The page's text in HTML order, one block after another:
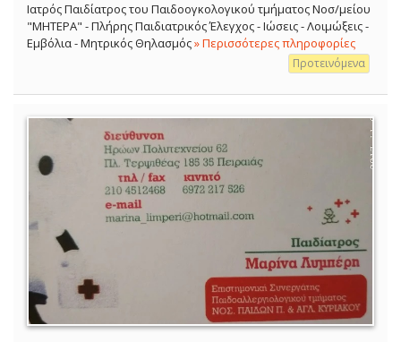
Ιατρός Παιδίατρος του Παιδοογκολογικού τμήματος Νοσ/μείου
"ΜΗΤΕΡΑ" - Πλήρης Παιδιατρικός Έλεγχος - Ιώσεις - Λοιμώξεις -
Εμβόλια - Μητρικός Θηλασμός» Περισσότερες πληροφορίες
Προτεινόμενα